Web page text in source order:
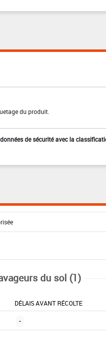
du produit.
de sécurité avec la
du sol (1)
DÉLAIS AVANT RÉCOLTE
-